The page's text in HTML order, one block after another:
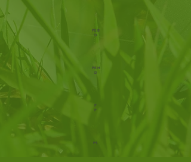
PEB
D
PEH
D
P
P
PS